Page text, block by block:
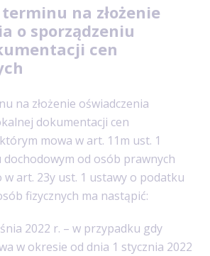
na złożenie
o sporządzeniu
cen
na złożenie oświadczenia
dokumentacji cen
mowa w art. 11m ust. 1
od osób prawnych
art. 23y ust. 1 ustawy o podatku
fizycznych ma nastąpić:
2022 r. – w przypadku gdy
w okresie od dnia 1 stycznia 2022